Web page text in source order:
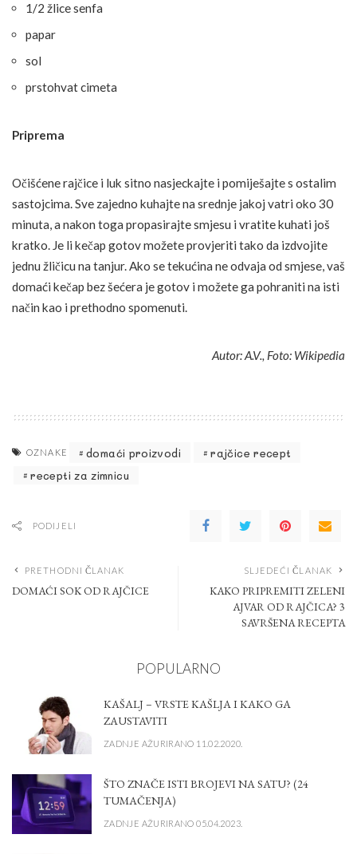
1/2 žlice senfa
papar
sol
prstohvat cimeta
Priprema
Očišćene rajčice i luk sitno nasjeckajte i pomiješajte s ostalim
sastojcima. Sve zajedno kuhajte na srednje jakoj vatri oko 30
minuta, a nakon toga propasirajte smjesu i vratite kuhati još
kratko. Je li kečap gotov možete provjeriti tako da izdvojite
jednu žličicu na tanjur. Ako se tekućina ne odvaja od smjese, vaš
domaći kečap bez šećera je gotov i možete ga pohraniti na isti
način kao i prethodno spomenuti.
Autor: A.V., Foto: Wikipedia
OZNAKE domaći proizvodi
rajčice recept
recepti za zimnicu
PODIJELI
PRETHODNI ČLANAK
DOMAĆI SOK OD RAJČICE
SLJEDEĆI ČLANAK
KAKO PRIPREMITI ZELENI
AJVAR OD RAJČICA? 3
SAVRŠENA RECEPTA
POPULARNO
KAŠALJ – VRSTE KAŠLJA I KAKO GA
ZAUSTAVITI
ZADNJE AŽURIRANO 11.02.2020.
ŠTO ZNAČE ISTI BROJEVI NA SATU? (24
TUMAČENJA)
ZADNJE AŽURIRANO 05.04.2023.